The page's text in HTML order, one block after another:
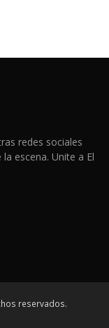
redes sociales
escena. Unite a El
reservados.